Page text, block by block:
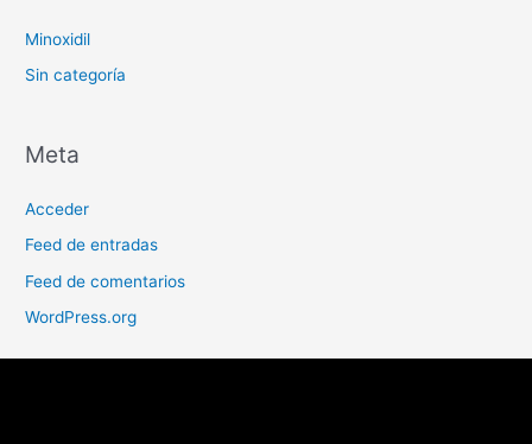
Minoxidil
Sin categoría
Meta
Acceder
Feed de entradas
Feed de comentarios
WordPress.org